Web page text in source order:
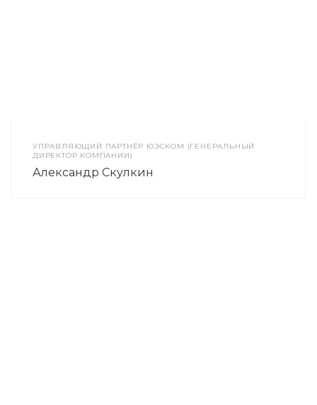
УПРАВЛЯЮЩИЙ ПАРТНЁР ЮЭСКОМ (ГЕНЕРАЛЬНЫЙ
ДИРЕКТОР КОМПАНИИ)
Александр Скулкин